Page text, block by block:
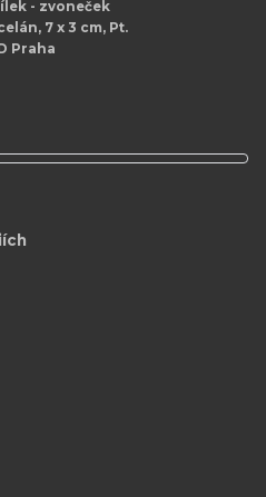
- zvoneček
7 x 3 cm, Pt.
Praha